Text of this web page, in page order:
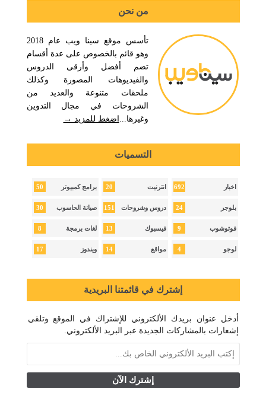
من نحن
تأسس موقع سينا ويب عام 2018
وهو قائم بالخصوص على عدة أقسام
تضم أفضل وأرقى الدروس
والفيديوهات المصورة وكذلك
ملحقات متنوعة والعديد من
الشروحات في مجال التدوين
وغيرها... اضغط للمزيد →
التسميات
اخبار 692 انترنيت 20 برامج كمبيوتر 50
بلوجر 24 دروس وشروحات 151 صيانة الحاسوب 30
فوتوشوب 9 فيسبوك 13 لغات برمجة 8
لوجو 4 مواقع 14 ويندوز 17
إشترك في قائمتنا البريدية
أدخل عنوان بريدك الألكتروني للإشتراك في الموقع وتلقي
إشعارات بالمشاركات الجديدة عبر البريد الألكتروني.